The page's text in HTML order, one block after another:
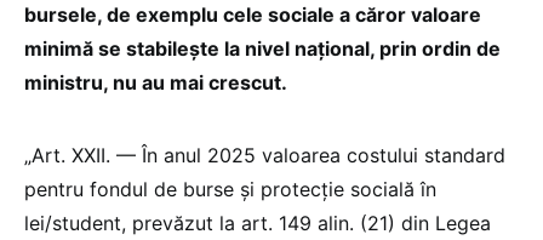
bursele, de exemplu cele sociale a căror valoare
minimă se stabilește la nivel național, prin ordin de
ministru, nu au mai crescut.
„Art. XXII. — În anul 2025 valoarea costului standard
pentru fondul de burse și protecție socială în
lei/student, prevăzut la art. 149 alin. (21) din Legea